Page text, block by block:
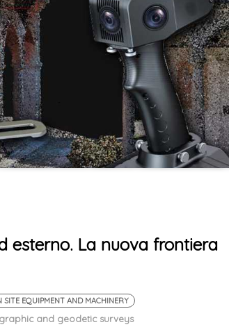
esterno. La nuova frontiera
SITE EQUIPMENT AND MACHINERY
and geodetic surveys